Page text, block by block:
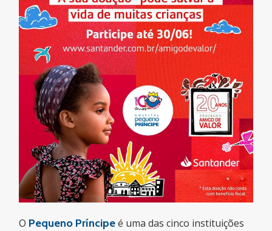
O Pequeno Príncipeé uma das cinco instituições